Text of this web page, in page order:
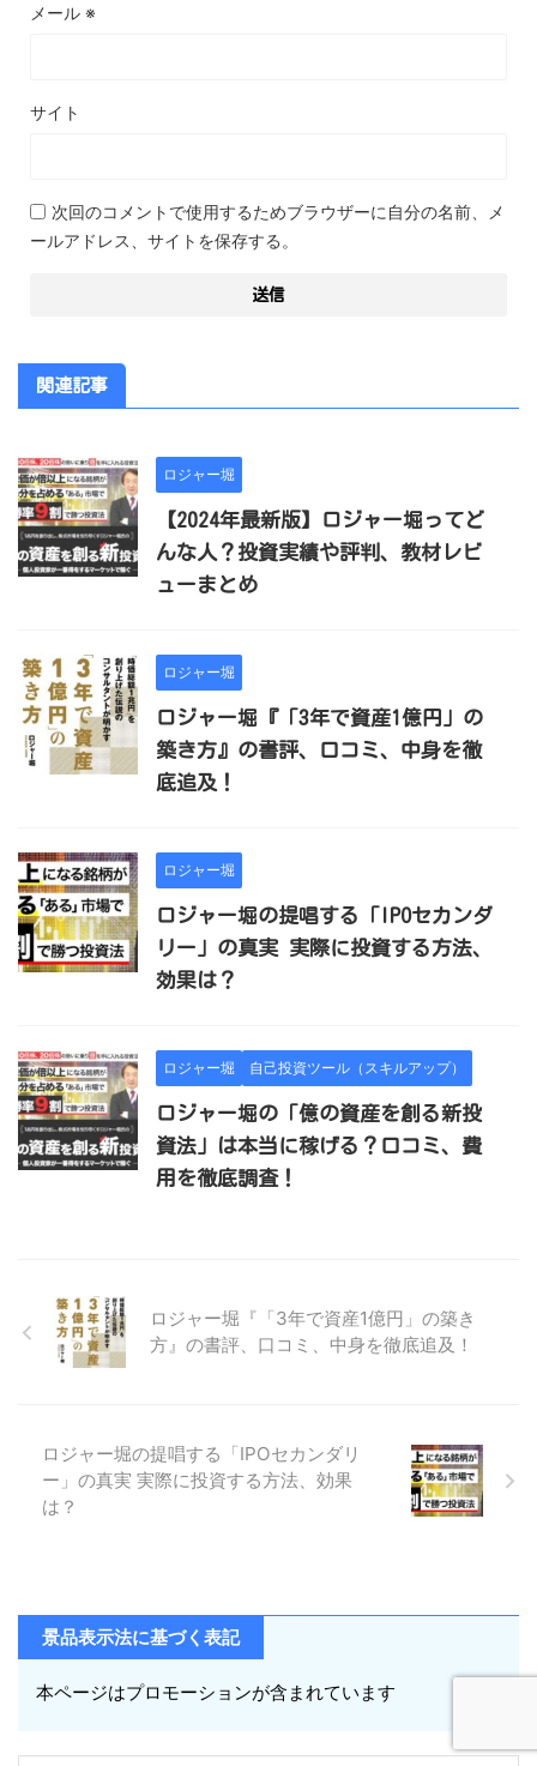
メール ※
サイト
次回のコメントで使用するためブラウザーに自分の名前、メ
ールアドレス、サイトを保存する。
関連記事
ロジャー堀
【2024年最新版】ロジャー堀ってど
んな人？投資実績や評判、教材レビ
ューまとめ
ロジャー堀
ロジャー堀『「3年で資産1億円」の
築き方』の書評、口コミ、中身を徹
底追及！
ロジャー堀
ロジャー堀の提唱する「IPOセカンダ
リー」の真実 実際に投資する方法、
効果は？
ロジャー堀 自己投資ツール（スキルアップ）
ロジャー堀の「億の資産を創る新投
資法」は本当に稼げる？口コミ、費
用を徹底調査！
ロジャー堀『「3年で資産1億円」の築き
方』の書評、口コミ、中身を徹底追及！
ロジャー堀の提唱する「IPOセカンダリ
ー」の真実 実際に投資する方法、効果
は？
景品表示法に基づく表記
本ページはプロモーションが含まれています